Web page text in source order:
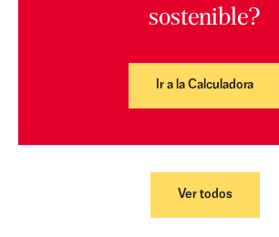
sostenible?
Ir a la Calculadora
Ver todos